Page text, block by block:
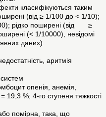
класифікуються таким
(від ≥ 1/100 до < 1/10);
рідко поширені (від ≥
(< 1/10000), невідомі
даних).
аритмія
опенія, анемія,
19,3 %; 4-го ступеня тяжкості
помірна, така, що